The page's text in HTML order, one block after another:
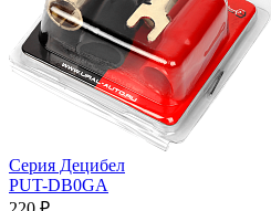
Серия Децибел
PUT-DB0GA